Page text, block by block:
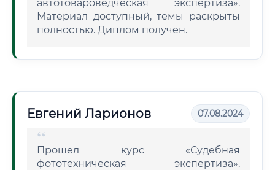
автотовароведческая экспертиза».
Материал доступный, темы раскрыты
полностью. Диплом получен.
Евгений Ларионов 07.08.2024
Прошел курс «Судебная
фототехническая экспертиза».